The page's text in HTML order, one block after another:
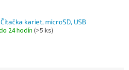
kariet, microSD, USB
24 hodín (>5 ks)